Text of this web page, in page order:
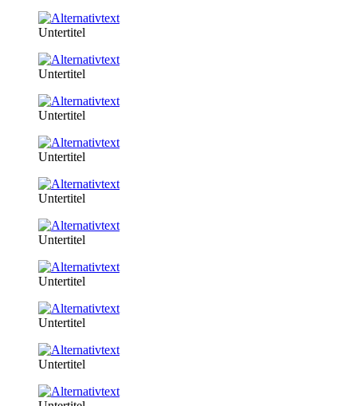
Untertitel
Untertitel
Untertitel
Untertitel
Untertitel
Untertitel
Untertitel
Untertitel
Untertitel